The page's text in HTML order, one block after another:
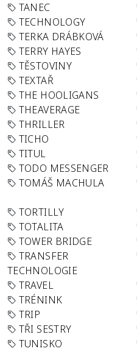
TANEC
TECHNOLOGY
TERKA DRÁBKOVÁ
TERRY HAYES
TĚSTOVINY
TEXTAŘ
THE HOOLIGANS
THEAVERAGE
THRILLER
TICHO
TITUL
TODO MESSENGER
TOMÁŠ MACHULA
TORTILLY
TOTALITA
TOWER BRIDGE
TRANSFER
TECHNOLOGIE
TRAVEL
TRÉNINK
TRIP
TŘI SESTRY
TUNISKO